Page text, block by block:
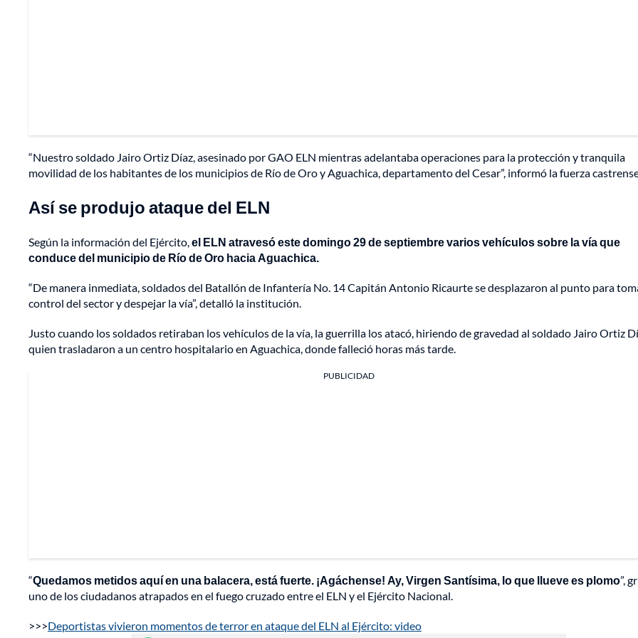
“Nuestro soldado Jairo Ortiz Díaz, asesinado por GAO ELN mientras adelantaba operaciones para la protección y tranquila
movilidad de los habitantes de los municipios de Río de Oro y Aguachica, departamento del Cesar”, informó la fuerza
Así se produjo ataque del ELN
Según la información del Ejército,el ELN atravesó este domingo 29 de septiembre varios vehículos sobre la vía que
conduce del municipio de Río de Oro hacia Aguachica.
“De manera inmediata, soldados del Batallón de Infantería No. 14 Capitán Antonio Ricaurte se desplazaron al punto para
control del sector y despejar la vía”, detalló la institución.
Justo cuando los soldados retiraban los vehículos de la vía, la guerrilla los atacó, hiriendo de gravedad al soldado Jairo Ortiz
quien trasladaron a un centro hospitalario en Aguachica, donde falleció horas más tarde.
PUBLICIDAD
“Quedamos metidos aquí en una balacera, está fuerte. ¡Agáchense! Ay, Virgen Santísima, lo que llueve es plomo”,
uno de los ciudadanos atrapados en el fuego cruzado entre el ELN y el Ejército Nacional.
>>>Deportistas vivieron momentos de terror en ataque del ELN al Ejército: video